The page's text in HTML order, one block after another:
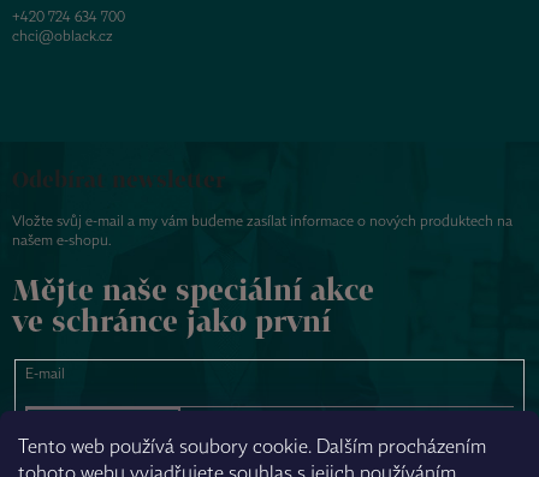
Tento web používá soubory cookie. Dalším procházením
+420 724 634 700
chci@oblack.cz
Odebírat newsletter
Vložte svůj e-mail a my vám budeme zasílat informace o nových produktech na
našem e-shopu.
Mějte naše speciální akce
ve schránce jako první
E-mail